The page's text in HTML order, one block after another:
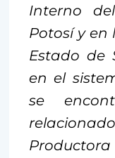
Interno
Potosí y en
Estado de
en el
se